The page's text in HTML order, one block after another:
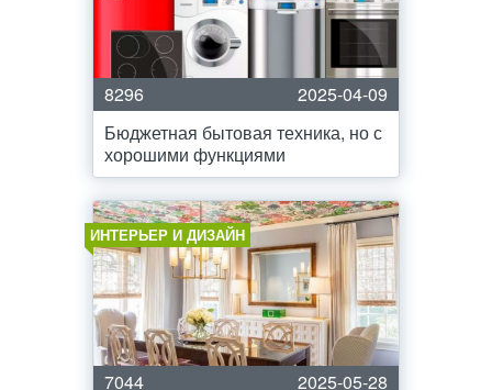
8296
2025-04-09
Бюджетная бытовая техника, но с
хорошими функциями
ИНТЕРЬЕР И ДИЗАЙН
7044 2025-05-28